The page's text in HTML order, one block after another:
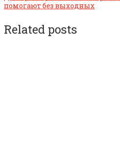
помогают без выходных
Related posts